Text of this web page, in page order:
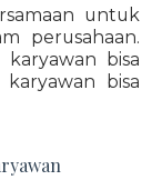
untuk
perusahaan.
bisa
bisa